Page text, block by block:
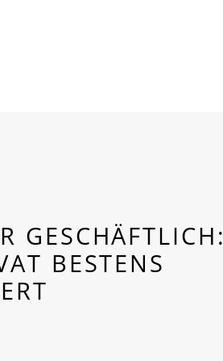
GESCHÄFTLICH:
BESTENS